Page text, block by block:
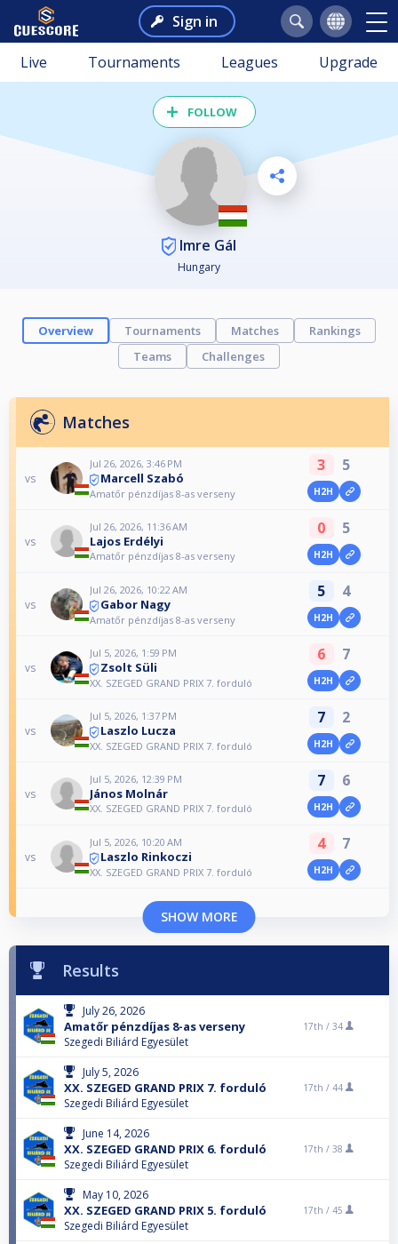
Sign in
Live Tournaments Leagues Upgrade
FOLLOW
Imre Gál
Hungary
Overview Tournaments Matches
Rankings
Teams
Challenges
Matches
vs
Jul 26, 2026, 3:46 PM
Marcell Szabó
Amatőr pénzdíjas 8-as verseny
3 5
H2H
vs
Jul 26, 2026, 11:36 AM
Lajos Erdélyi
Amatőr pénzdíjas 8-as verseny
0 5
H2H
vs
Jul 26, 2026, 10:22 AM
Gabor Nagy
Amatőr pénzdíjas 8-as verseny
5 4
H2H
vs
Jul 5, 2026, 1:59 PM
Zsolt Süli
XX. SZEGED GRAND PRIX 7. forduló
6 7
H2H
vs
Jul 5, 2026, 1:37 PM
Laszlo Lucza
XX. SZEGED GRAND PRIX 7. forduló
7 2
H2H
vs
Jul 5, 2026, 12:39 PM
János Molnár
XX. SZEGED GRAND PRIX 7. forduló
7 6
H2H
vs
Jul 5, 2026, 10:20 AM
Laszlo Rinkoczi
XX. SZEGED GRAND PRIX 7. forduló
4 7
H2H
SHOW MORE
Results
July 26, 2026
Amatőr pénzdíjas 8-as verseny
Szegedi Biliárd Egyesület
17th / 34
July 5, 2026
XX. SZEGED GRAND PRIX 7. forduló
Szegedi Biliárd Egyesület
17th / 44
June 14, 2026
XX. SZEGED GRAND PRIX 6. forduló
Szegedi Biliárd Egyesület
17th / 38
May 10, 2026
XX. SZEGED GRAND PRIX 5. forduló
Szegedi Biliárd Egyesület
17th / 45